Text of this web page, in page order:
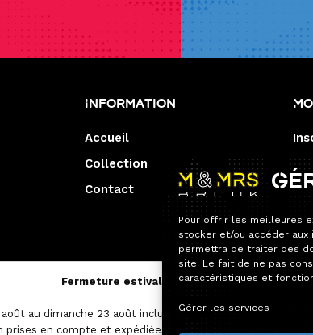
Pour offrir les meilleures
stocker et/ou accéder aux
permettra de traiter des
site. Le fait de ne pas
caractéristiques et
Gérer les services
Information
Accueil
Collection
Contact
Fermeture estivale — Service après-vente
au dimanche 23 août inclus.
en compte et expédiées avec un délai un peu plus